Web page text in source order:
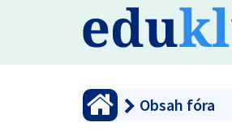
Obsah fóra